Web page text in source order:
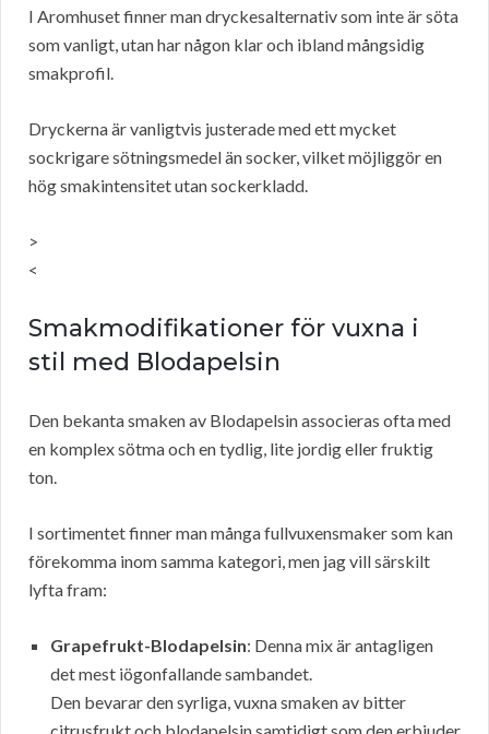
I Aromhuset finner man dryckesalternativ som inte är söta
som vanligt, utan har någon klar och ibland mångsidig
smakprofil.
Dryckerna är vanligtvis justerade med ett mycket
sockrigare sötningsmedel än socker, vilket möjliggör en
hög smakintensitet utan sockerkladd.
>
<
Smakmodifikationer för vuxna i
stil med Blodapelsin
Den bekanta smaken av Blodapelsin associeras ofta med
en komplex sötma och en tydlig, lite jordig eller fruktig
ton.
I sortimentet finner man många fullvuxensmaker som kan
förekomma inom samma kategori, men jag vill särskilt
lyfta fram:
Grapefrukt-Blodapelsin: Denna mix är antagligen
det mest iögonfallande sambandet.
Den bevarar den syrliga, vuxna smaken av bitter